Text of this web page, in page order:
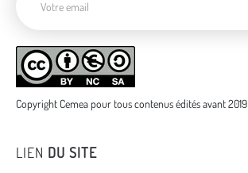
Copyright Cemea pour tous contenus édités avant 2019
LIEN DU SITE